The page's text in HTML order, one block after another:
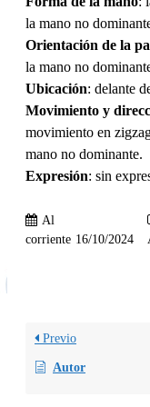
la mano no
Orientación de la
la mano no
Ubicación: delante
Movimiento y
movimiento en
mano no dominante.
Expresión: sin
Al
corriente 16/10/2024
Previo
Autor